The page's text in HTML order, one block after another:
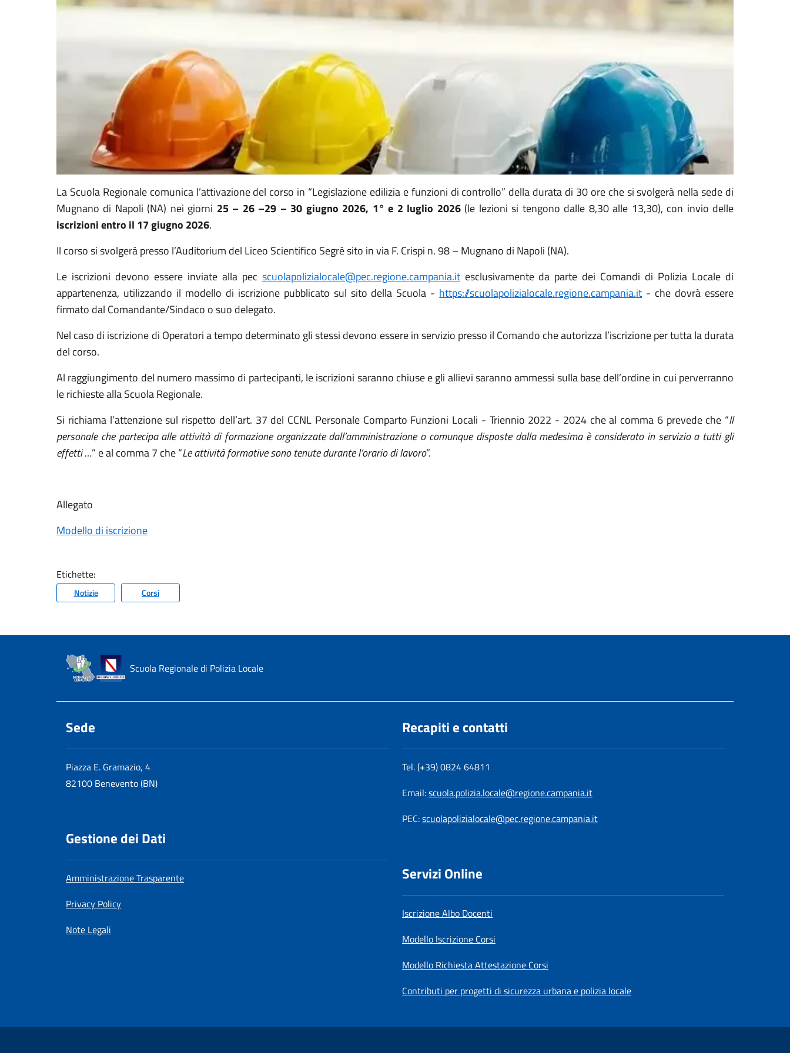
La Scuola Regionale comunica l’attivazione del corso in “Legislazione edilizia e funzioni di controllo” della durata di 30 ore che si svolgerà nella sede di
Mugnano di Napoli (NA) nei giorni 25 – 26 –29 – 30 giugno 2026, 1° e 2 luglio 2026 (le lezioni si tengono dalle 8,30 alle 13,30), con invio delle
iscrizioni entro il 17 giugno 2026.
Il corso si svolgerà presso l’Auditorium del Liceo Scientifico Segrè sito in via F. Crispi n. 98 – Mugnano di Napoli (NA).
Le iscrizioni devono essere inviate alla pec scuolapolizialocale@pec.regione.campania.itesclusivamente da parte dei Comandi di Polizia Locale di
appartenenza, utilizzando il modello di iscrizione pubblicato sul sito della Scuola - https://scuolapolizialocale.regione.campania.it - che dovrà essere
firmato dal Comandante/Sindaco o suo delegato.
Nel caso di iscrizione di Operatori a tempo determinato gli stessi devono essere in servizio presso il Comando che autorizza l’iscrizione per tutta la durata
del corso.
Al raggiungimento del numero massimo di partecipanti, le iscrizioni saranno chiuse e gli allievi saranno ammessi sulla base dell’ordine in cui perverranno
le richieste alla Scuola Regionale.
Si richiama l’attenzione sul rispetto dell’art. 37 del CCNL Personale Comparto Funzioni Locali - Triennio 2022 - 2024 che al comma 6 prevede che “Il
personale che partecipa alle attività di formazione organizzate dall’amministrazione o comunque disposte dalla medesima è considerato in servizio a tutti gli
effetti …” e al comma 7 che “Le attività formative sono tenute durante l’orario di lavoro”.
Allegato
Modello di iscrizione
Etichette:
Notizie Corsi
Scuola Regionale di Polizia Locale
Sede
Piazza E. Gramazio, 4
82100 Benevento (BN)
Gestione dei Dati
Amministrazione Trasparente
Privacy Policy
Note Legali
Recapiti e contatti
Tel. (+39) 0824 64811
Email:scuola.polizia.locale@regione.campania.it
PEC:scuolapolizialocale@pec.regione.campania.it
Servizi Online
Iscrizione Albo Docenti
Modello Iscrizione Corsi
Modello Richiesta Attestazione Corsi
Contributi per progetti di sicurezza urbana e polizia locale